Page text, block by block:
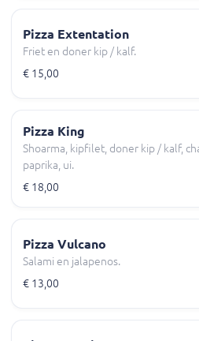
Pizza Extentation
Friet en doner kip / kalf.
€ 15,00
Pizza King
Shoarma, kipfilet, doner kip / kalf,
paprika, ui.
€ 18,00
Pizza Vulcano
Salami en jalapenos.
€ 13,00